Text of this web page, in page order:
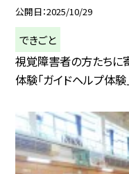
公開日 2025/10/29
できごと
視覚障害者の方たちに
体験「ガイドヘルプ体験